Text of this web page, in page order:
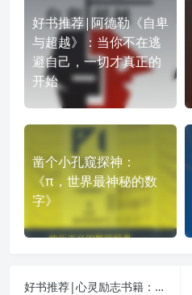
好书推荐|阿德勒《自卑
与超越》：当你不在逃
避自己，一切才真正的
开始
凿个小孔窥探神：
《π，世界最神秘的数
字》
好书推荐|心灵励志书籍：《在心灵牧场上放逐》